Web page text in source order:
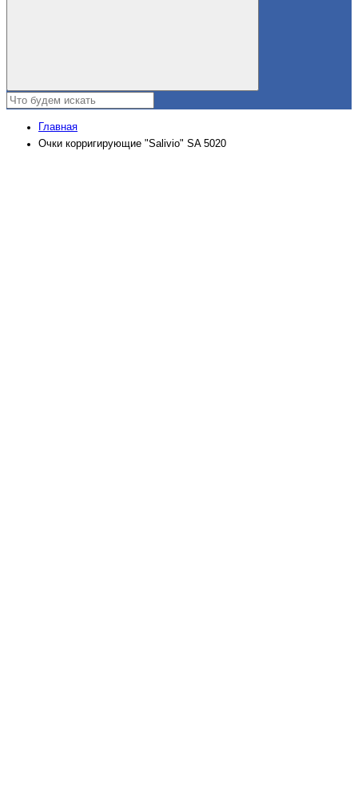
Главная
Очки корригирующие "Salivio" SA 5020